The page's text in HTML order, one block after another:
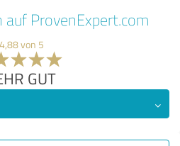
ProvenExpert.com
4,88 von 5
GUT